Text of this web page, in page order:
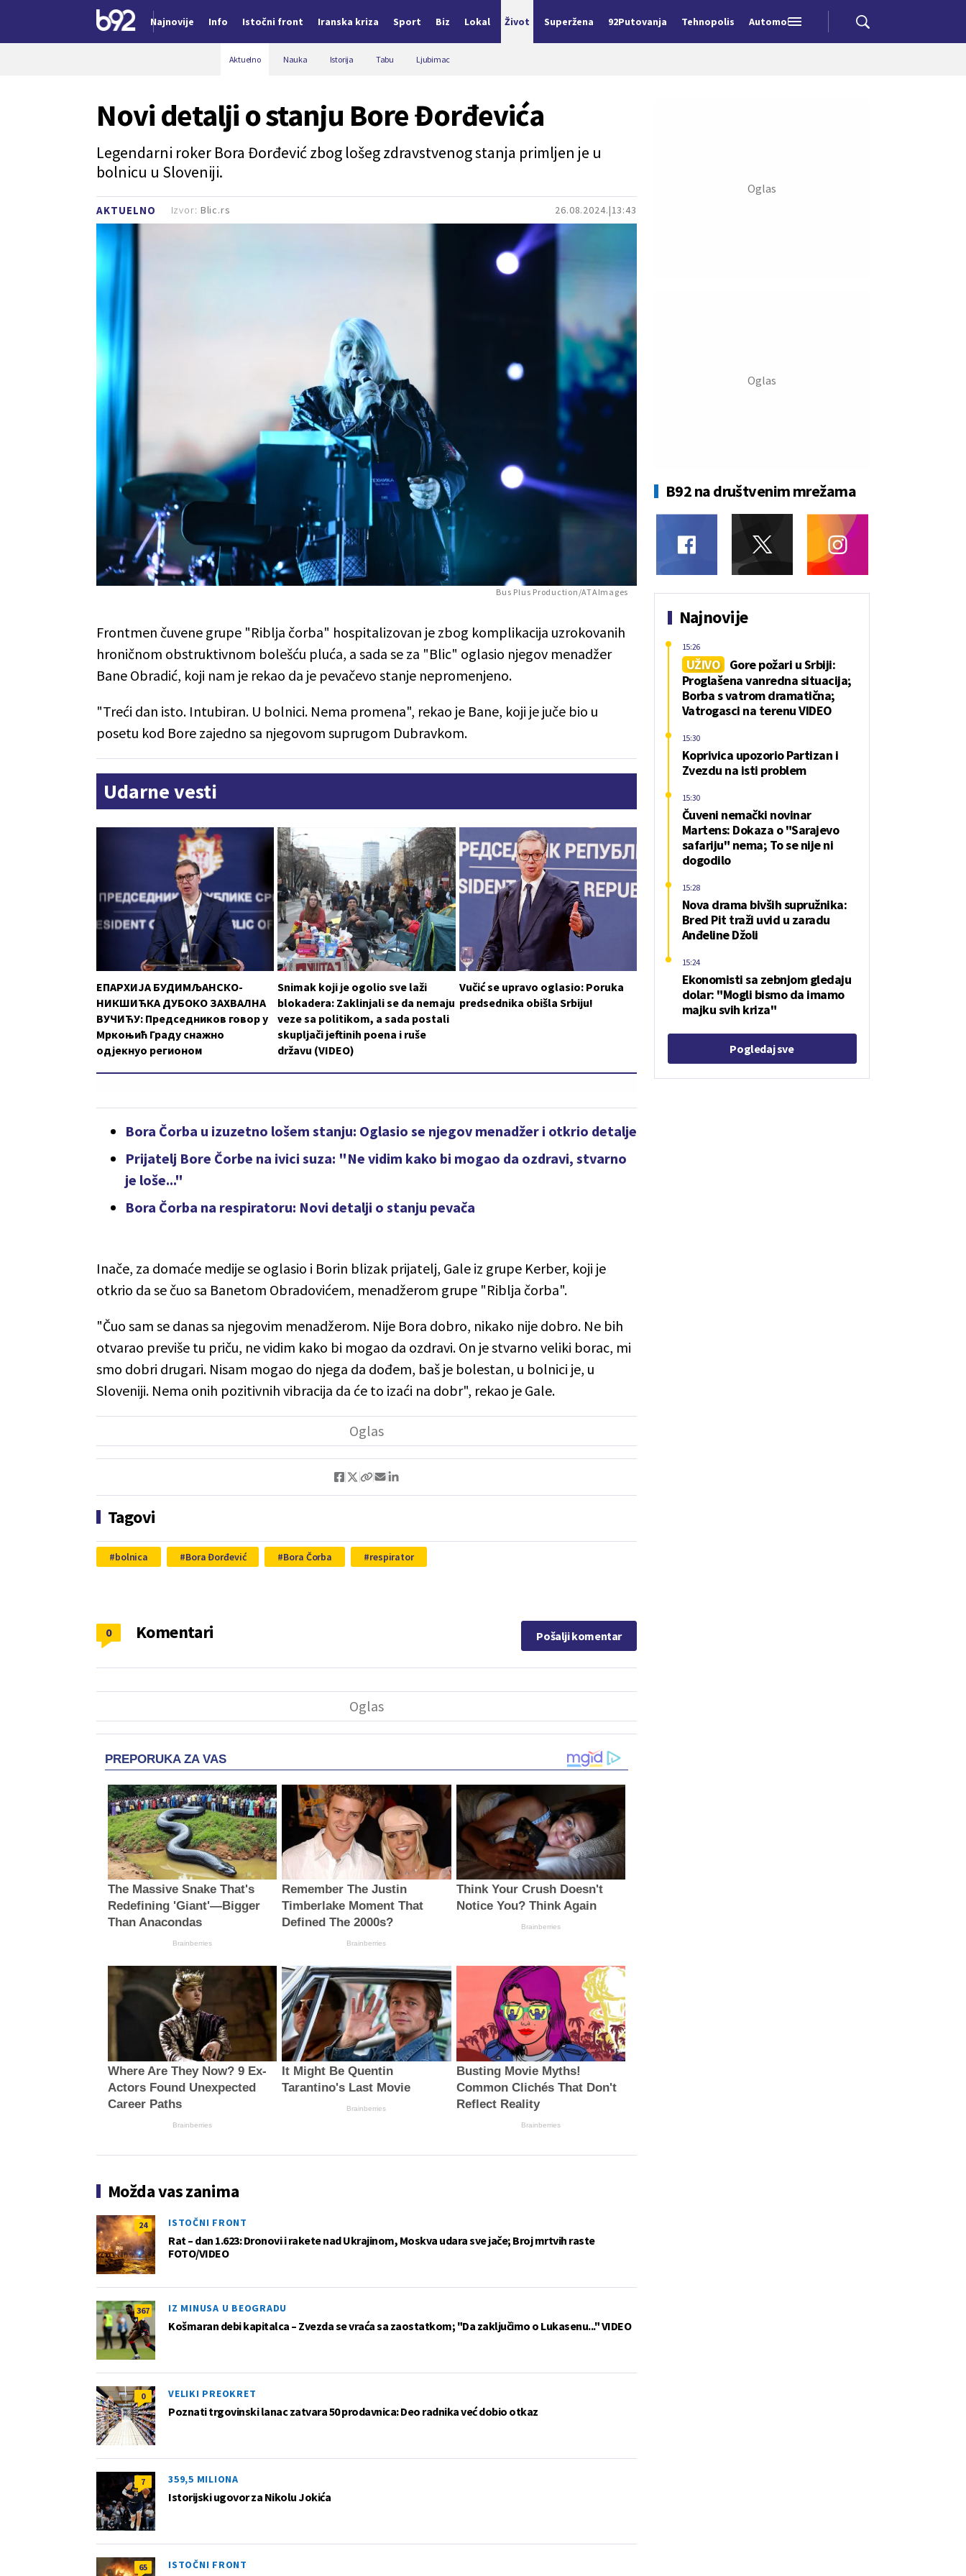
Najnovije Info Istočni front Iranska kriza Sport Biz Lokal Život Superžena 92Putovanja Tehnopolis Automobili
Aktuelno Nauka Istorija Tabu Ljubimac
AKTUELNO 26.08.2024. 13:43
Novi detalji o stanju Bore Đorđevića
Legendarni roker Bora Đorđević zbog lošeg zdravstvenog stanja primljen je u
bolnicu u Sloveniji.
Izvor: Blic.rs
Bus Plus Production/ATAImages
Frontmen čuvene grupe "Riblja čorba" hospitalizovan je zbog komplikacija uzrokovanih
hroničnom obstruktivnom bolešću pluća, a sada se za "Blic" oglasio njegov menadžer
Bane Obradić, koji nam je rekao da je pevačevo stanje nepromenjeno.
"Treći dan isto. Intubiran. U bolnici. Nema promena", rekao je Bane, koji je juče bio u
posetu kod Bore zajedno sa njegovom suprugom Dubravkom.
Udarne vesti
ЕПАРХИЈА БУДИМЉАНСКО-
НИКШИЋКА ДУБОКО ЗАХВАЛНА
ВУЧИЋУ: Председников говор у
Мркоњић Граду снажно
одјекнуо регионом
Snimak koji je ogolio sve laži
blokadera: Zaklinjali se da nemaju
veze sa politikom, a sada postali
skupljači jeftinih poena i ruše
državu (VIDEO)
Vučić se upravo oglasio: Poruka
predsednika obišla Srbiju!
Bora Čorba u izuzetno lošem stanju: Oglasio se njegov menadžer i otkrio detalje
Prijatelj Bore Čorbe na ivici suza: "Ne vidim kako bi mogao da ozdravi, stvarno
je loše..."
Bora Čorba na respiratoru: Novi detalji o stanju pevača
Inače, za domaće medije se oglasio i Borin blizak prijatelj, Gale iz grupe Kerber, koji je
otkrio da se čuo sa Banetom Obradovićem, menadžerom grupe "Riblja čorba".
"Čuo sam se danas sa njegovim menadžerom. Nije Bora dobro, nikako nije dobro. Ne bih
otvarao previše tu priču, ne vidim kako bi mogao da ozdravi. On je stvarno veliki borac, mi
smo dobri drugari. Nisam mogao do njega da dođem, baš je bolestan, u bolnici je, u
Sloveniji. Nema onih pozitivnih vibracija da će to izaći na dobr", rekao je Gale.
Tagovi
bolnica Bora Đorđević Bora Čorba respirator
Komentari
0 Pošalji komentar
PREPORUKA ZA VAS
The Massive Snake That's
Redefining 'Giant'—Bigger
Than Anacondas
Brainberries
Remember The Justin
Timberlake Moment That
Defined The 2000s?
Brainberries
Think Your Crush Doesn't
Notice You? Think Again
Brainberries
Where Are They Now? 9 Ex-
Actors Found Unexpected
Career Paths
Brainberries
It Might Be Quentin
Tarantino's Last Movie
Brainberries
Busting Movie Myths!
Common Clichés That Don't
Reflect Reality
Brainberries
Možda vas zanima
24 ISTOČNI FRONT
Rat – dan 1.623: Dronovi i rakete nad Ukrajinom, Moskva udara sve jače; Broj mrtvih raste
FOTO/VIDEO
367 IZ MINUSA U BEOGRADU
Košmaran debi kapitalca – Zvezda se vraća sa zaostatkom; "Da zaključimo o Lukasenu..." VIDEO
0 VELIKI PREOKRET
Poznati trgovinski lanac zatvara 50 prodavnica: Deo radnika već dobio otkaz
7 359,5 MILIONA
Istorijski ugovor za Nikolu Jokića
65 ISTOČNI FRONT
B92 na društvenim mrežama
Najnovije
UŽIVO
Gore požari u Srbiji:
Proglašena vanredna situacija;
Borba s vatrom dramatična;
Vatrogasci na terenu VIDEO
15:26
Koprivica upozorio Partizan i
Zvezdu na isti problem
15:30
Čuveni nemački novinar
Martens: Dokaza o "Sarajevo
safariju" nema; To se nije ni
dogodilo
15:30
Nova drama bivših supružnika:
Bred Pit traži uvid u zaradu
Anđeline Džoli
15:28
Ekonomisti sa zebnjom gledaju
dolar: "Mogli bismo da imamo
majku svih kriza"
15:24
Pogledaj sve